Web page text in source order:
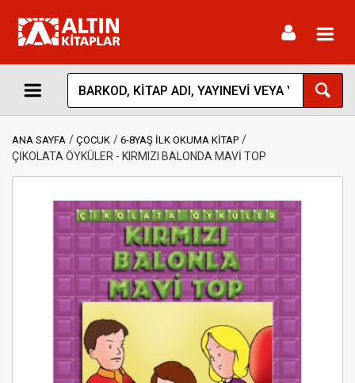
ANA SAYFA ÇOCUK 6-8YAŞ İLK OKUMA KİTAP
ÇİKOLATA ÖYKÜLER - KIRMIZI BALONDA MAVİ TOP